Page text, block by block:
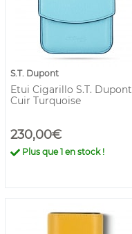
S.T. Dupont
Etui Cigarillo S.T. Dupont
Cuir Turquoise
230,00€
Plus que1 en stock !